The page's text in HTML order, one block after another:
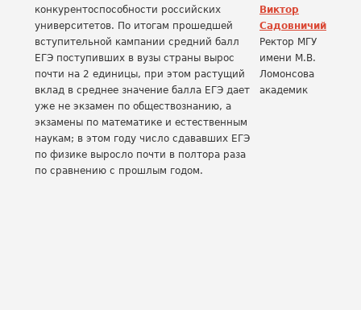
конкурентоспособности российских
университетов. По итогам прошедшей
вступительной кампании средний балл
ЕГЭ поступивших в вузы страны вырос
почти на 2 единицы, при этом растущий
вклад в среднее значение балла ЕГЭ дает
уже не экзамен по обществознанию, а
экзамены по математике и естественным
наукам; в этом году число сдававших ЕГЭ
по физике выросло почти в полтора раза
по сравнению с прошлым годом.
Виктор
Садовничий
Ректор МГУ
имени М.В.
Ломонсова
академик